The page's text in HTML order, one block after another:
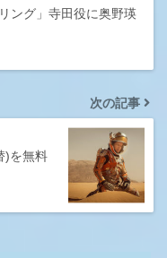
ング」寺田役に奥野瑛
次の記事
)を無料